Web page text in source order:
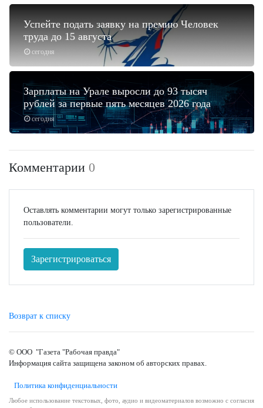
сегодня
Успейте подать заявку на премию Человек
труда до 15 августа
сегодня
Зарплаты на Урале выросли до 93 тысяч
рублей за первые пять месяцев 2026 года
Комментарии 0
Оставлять комментарии могут только зарегистрированные
пользователи.
Зарегистрироваться
Возврат к списку
© ООО "Газета "Рабочая правда"
Информация сайта защищена законом об авторских правах.
Политика конфиденциальности
Любое использование текстовых, фото, аудио и видеоматериалов возможно с согласия